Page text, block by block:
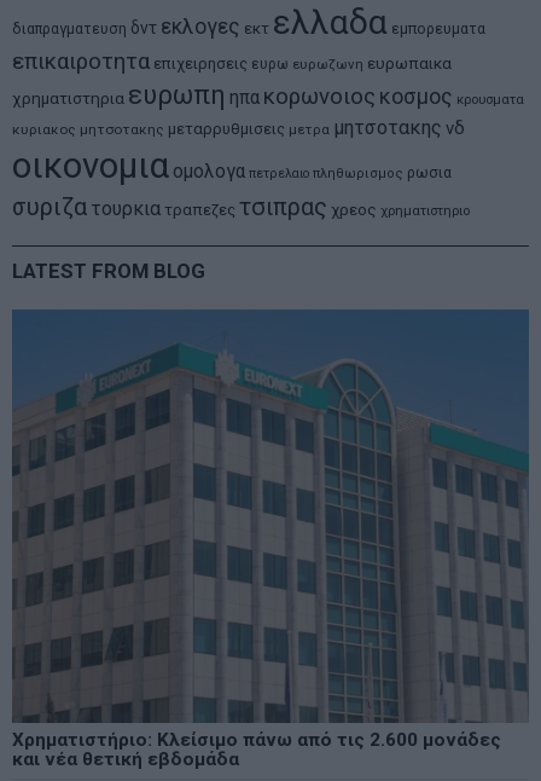
διαπραγματευση δντ εκλογες εκτ ελλαδα εμπορευματα
επικαιροτητα επιχειρησεις ευρω ευρωζωνη ευρωπαικα
χρηματιστηρια ευρωπη ηπα κορωνοιος κοσμος κρουσματα
κυριακος μητσοτακης μεταρρυθμισεις μετρα μητσοτακης νδ
οικονομια ομολογα πετρελαιο πληθωρισμος ρωσια
συριζα τουρκια τραπεζες τσιπρας χρεος χρηματιστηριο
LATEST FROM BLOG
Χρηματιστήριο: Κλείσιμο πάνω από τις 2.600 μονάδες
και νέα θετική εβδομάδα